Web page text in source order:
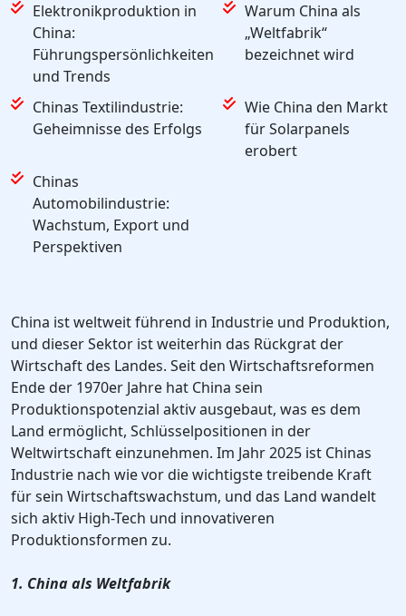
Elektronikproduktion in
China:
Führungspersönlichkeiten
und Trends
Warum China als
„Weltfabrik“
bezeichnet wird
Chinas Textilindustrie:
Geheimnisse des Erfolgs
Wie China den Markt
für Solarpanels
erobert
Chinas
Automobilindustrie:
Wachstum, Export und
Perspektiven
China ist weltweit führend in Industrie und Produktion,
und dieser Sektor ist weiterhin das Rückgrat der
Wirtschaft des Landes. Seit den Wirtschaftsreformen
Ende der 1970er Jahre hat China sein
Produktionspotenzial aktiv ausgebaut, was es dem
Land ermöglicht, Schlüsselpositionen in der
Weltwirtschaft einzunehmen. Im Jahr 2025 ist Chinas
Industrie nach wie vor die wichtigste treibende Kraft
für sein Wirtschaftswachstum, und das Land wandelt
sich aktiv High-Tech und innovativeren
Produktionsformen zu.
1. China als Weltfabrik